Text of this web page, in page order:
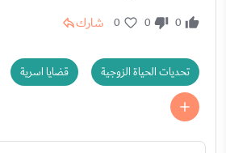
0
0
0 شارك
تحديات الحياة الزوجية قضايا اسرية